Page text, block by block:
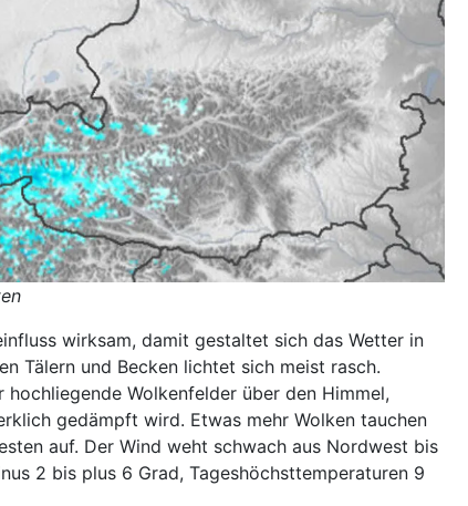
wirksam, damit gestaltet sich das Wetter in
Tälern und Becken lichtet sich meist rasch.
Wolkenfelder über den Himmel,
gedämpft wird. Etwas mehr Wolken tauchen
auf. Der Wind weht schwach aus Nordwest bis
2 bis plus 6 Grad, Tageshöchsttemperaturen 9